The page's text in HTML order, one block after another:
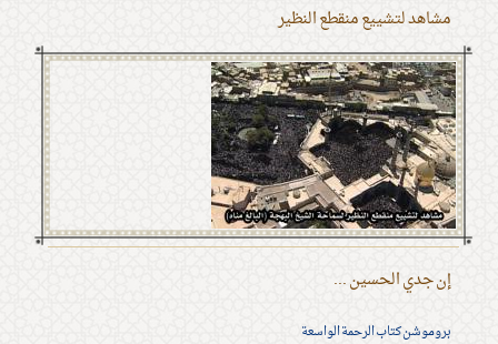
مشاهد لتشييع منقطع النظير
إن جدي الحسين ...
بروموشن كتاب الرحمة الواسعة